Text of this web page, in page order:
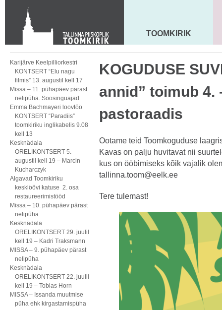
KONTAKT
Toom-Kooli 6, 10130 TALLINN
tallinna.toom@eelk.ee
MAARJA KIRIK
TOOMKIRIK
Karijärve Keelpilliorkestri
KONTSERT “Elu nagu
filmis” 13. augustil kell 17
Missa – 11. pühapäev pärast
nelipüha. Soosinguajad
Emma Bachmayeri loovtöö
KONTSERT “Paradiis”
toomkiriku inglikabelis 9.08
kell 13
Kesknädala
ORELIKONTSERT 5.
augustil kell 19 – Marcin
Kucharczyk
Algavad Toomkiriku
kesklöövi katuse 2. osa
restaureerimistööd
Missa – 10. pühapäev pärast
nelipüha
Kesknädala
ORELIKONTSERT 29. juulil
kell 19 – Kadri Traksmann
MISSA – 9. pühapäev pärast
nelipüha
Kesknädala
ORELIKONTSERT 22. juulil
kell 19 – Tobias Horn
MISSA – Issanda muutmise
püha ehk kirgastamispüha
KOGUDUSE
annid” toimub 4.
pastoraadis
Ootame teid Toomkoguduse
Kavas on palju huvitavat nii
kus on ööbimiseks kõik vajalik
tallinna.toom@eelk.ee
Tere tulemast!